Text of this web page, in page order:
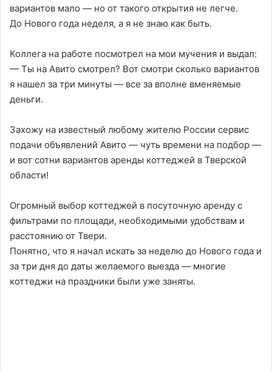
вариантов мало — но от такого открытия не легче.
До Нового года неделя, а я не знаю как быть.
Коллега на работе посмотрел на мои мучения и выдал:
— Ты на Авито смотрел? Вот смотри сколько вариантов
я нашел за три минуты — все за вполне вменяемые
деньги.
Захожу на известный любому жителю России сервис
подачи объявлений Авито — чуть времени на подбор —
и вот сотни вариантов аренды коттеджей в Тверской
области!
Огромный выбор коттеджей в посуточную аренду с
фильтрами по площади, необходимыми удобствам и
расстоянию от Твери.
Понятно, что я начал искать за неделю до Нового года и
за три дня до даты желаемого выезда — многие
коттеджи на праздники были уже заняты.